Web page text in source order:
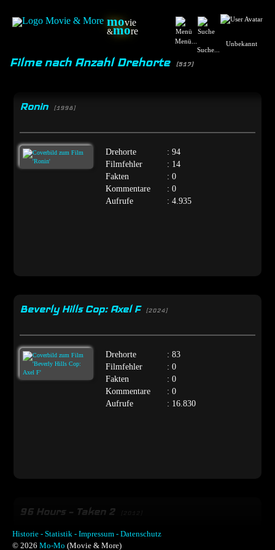
movie
&more
Menü...
Suche...
Unbekannt
Filme nach Anzahl Drehorte (517)
Ronin [1998]
Drehorte
: 94
Filmfehler
: 14
Fakten
: 0
Kommentare
: 0
Aufrufe
: 4.935
Beverly Hills Cop: Axel F [2024]
Drehorte
: 83
Filmfehler
: 0
Fakten
: 0
Kommentare
: 0
Aufrufe
: 16.830
96 Hours – Taken 2
Historie - Statistik - Impressum - Datenschutz
© 2026 Mo-Mo (Movie & More)